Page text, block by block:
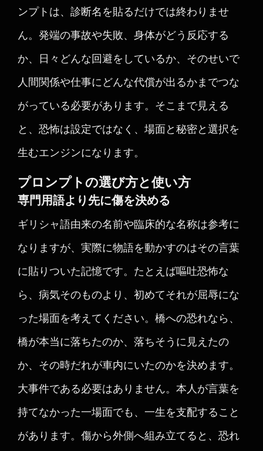
ンプトは、診断名を貼るだけでは終わりませ
ん。発端の事故や失敗、身体がどう反応する
か、日々どんな回避をしているか、そのせいで
人間関係や仕事にどんな代償が出るかまでつな
がっている必要があります。そこまで見える
と、恐怖は設定ではなく、場面と秘密と選択を
生むエンジンになります。
プロンプトの選び方と使い方
専門用語より先に傷を決める
ギリシャ語由来の名前や臨床的な名称は参考に
なりますが、実際に物語を動かすのはその言葉
に貼りついた記憶です。たとえば嘔吐恐怖な
ら、病気そのものより、初めてそれが屈辱にな
った場面を考えてください。橋への恐れなら、
橋が本当に落ちたのか、落ちそうに見えたの
か、その時だれが車内にいたのかを決めます。
大事件である必要はありません。本人が言葉を
持てなかった一場面でも、一生を支配すること
があります。傷から外側へ組み立てると、恐れ